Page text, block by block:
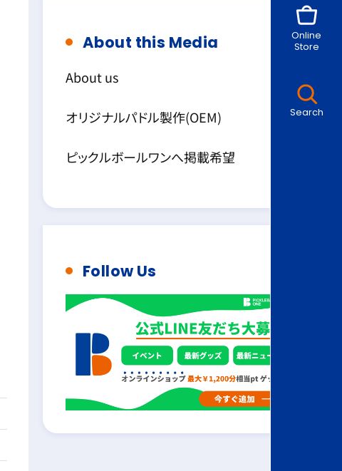
Online
Store
Search
About this Media
About us
オリジナルパドル製作(OEM)
ピックルボールワンへ掲載希望
Follow Us